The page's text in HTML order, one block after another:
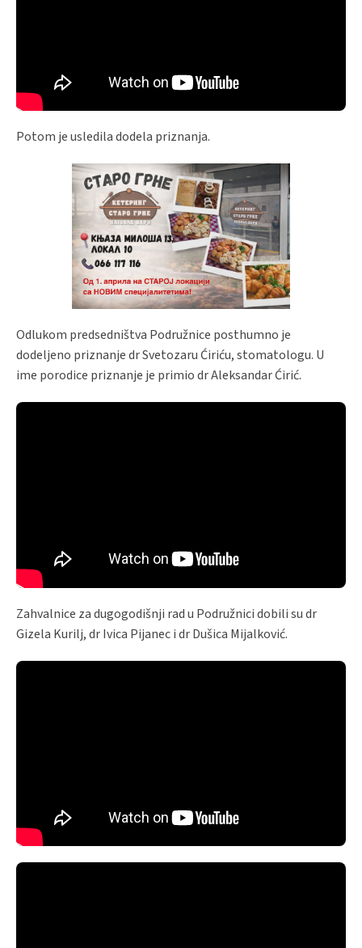
Potom je usledila dodela priznanja.
Odlukom predsedništva Podružnice posthumno je
dodeljeno priznanje dr Svetozaru Ćiriću, stomatologu. U
ime porodice priznanje je primio dr Aleksandar Ćirić.
Zahvalnice za dugogodišnji rad u Podružnici dobili su dr
Gizela Kurilj, dr Ivica Pijanec i dr Dušica Mijalković.